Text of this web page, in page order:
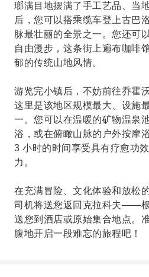
瑯满目地摆满了手工艺品、当
后，您可以搭乘缆车登上古巴
脉最壮丽的全景之一。您还可
自由漫步，这条街上遍布咖啡
郁的传统山地风情。
游览完小镇后，不妨前往乔霍
这里是该地区规模最大、设施
一。您可以在温暖的矿物温泉
浴，或在俯瞰山脉的户外按摩
3 小时的时间享受具有疗愈功
力。
在充满冒险、文化体验和放松
司机将送您返回克拉科夫——
送您到酒店或原始集合地点。
腹地开启一段难忘的旅程吧！